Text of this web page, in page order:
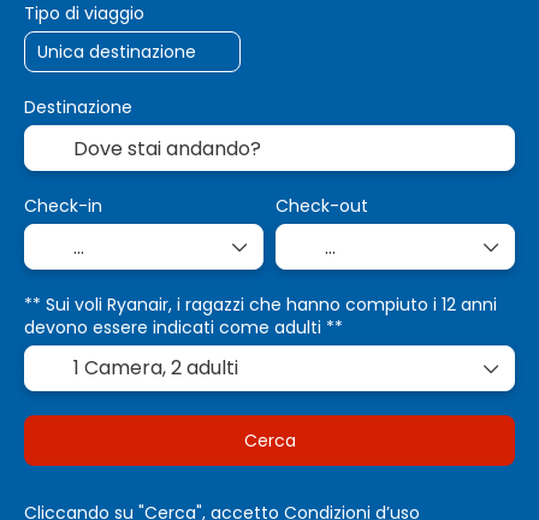
Tipo di viaggio
Destinazione
Check-in Check-out
** Sui voli Ryanair, i ragazzi che hanno compiuto i 12 anni
devono essere indicati come adulti **
1 Camera,2 adulti
Cerca
Cliccando su "Cerca", accetto Condizioni d’uso